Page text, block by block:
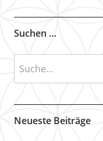
Suchen …
Neueste Beiträge